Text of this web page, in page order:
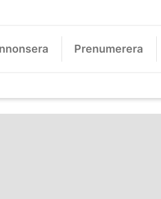
Prenumerera